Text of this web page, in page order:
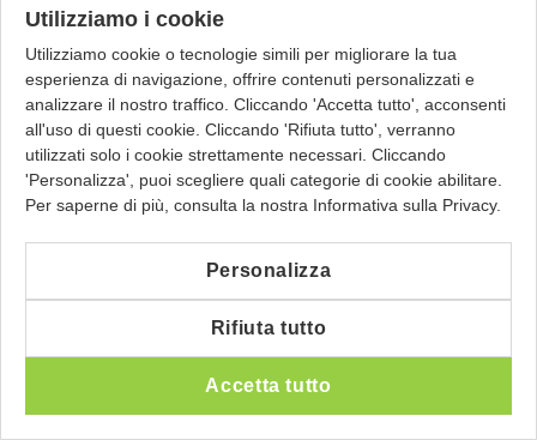
pertanto fortemente raccomandato al Viaggiatore
assicurativa a copertura delle spese derivanti
dall’annullamento del viaggio, dall’assistenza in caso di
infortunio, malattia o decesso, nonché del rimpatrio,
dell’assistenza sanitaria e dello smarrimento e/o
danneggiamento del bagaglio.
Le suddette coperture possono essere attivate presso Il
venditore o il Rivenditore, in base ai prodotti assicurativi
disponibili al momento della prenotazione.
compete esclusivamente al Viaggiatore, nei confronti della
previste dal relativo contratto.
Utilizziamo i cookie
Utilizziamo cookie o tecnologie simili per migliorare la tua
esperienza di navigazione, offrire contenuti personalizzati e
analizzare il nostro traffico. Cliccando 'Accetta tutto', acconsenti
all'uso di questi cookie. Cliccando 'Rifiuta tutto', verranno
utilizzati solo i cookie strettamente necessari. Cliccando
'Personalizza', puoi scegliere quali categorie di cookie abilitare.
Per saperne di più, consulta la nostra Informativa sulla Privacy.
Personalizza
Rifiuta tutto
Accetta tutto